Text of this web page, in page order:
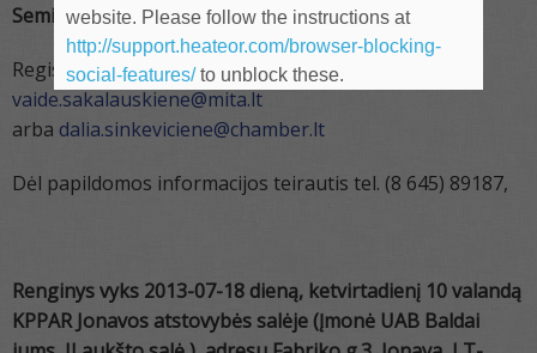
Seminaro trukmė apie 2 valandas.
Registracija į renginį vykstael.paštu:
vaide.sakalauskiene@mita.lt
arba dalia.sinkeviciene@chamber.lt
Dėl papildomos informacijos teirautis tel. (8 645) 89187,
Renginys vyks 2013-07-18 dieną, ketvirtadienį 10 valandą
KPPAR Jonavos atstovybės salėje (Įmonė UAB Baldai
website. Please follow the instructions at
http://support.heateor.com/browser-blocking-
social-features/to unblock these.